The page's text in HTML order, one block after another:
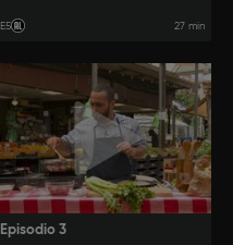
E5 27 min
Episodio 3